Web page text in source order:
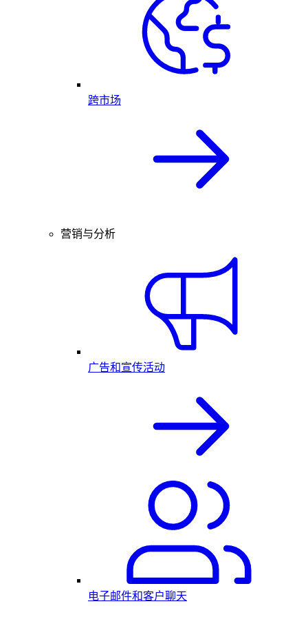
跨市场
营销与分析
广告和宣传活动
电子邮件和客户聊天